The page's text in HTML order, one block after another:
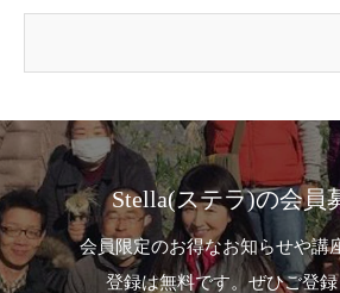
Stella(ステラ)の会員
会員限定のお得なお知らせや講
登録は無料です。ぜひご登